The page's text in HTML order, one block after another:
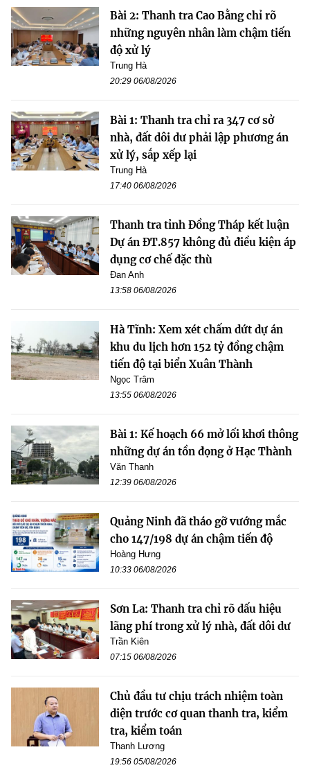
Bài 2: Thanh tra Cao Bằng chỉ rõ
những nguyên nhân làm chậm tiến
độ xử lý
Trung Hà
20:29 06/08/2026
Bài 1: Thanh tra chỉ ra 347 cơ sở
nhà, đất dôi dư phải lập phương án
xử lý, sắp xếp lại
Trung Hà
17:40 06/08/2026
Thanh tra tỉnh Đồng Tháp kết luận
Dự án ĐT.857 không đủ điều kiện áp
dụng cơ chế đặc thù
Đan Anh
13:58 06/08/2026
Hà Tĩnh: Xem xét chấm dứt dự án
khu du lịch hơn 152 tỷ đồng chậm
tiến độ tại biển Xuân Thành
Ngọc Trâm
13:55 06/08/2026
Bài 1: Kế hoạch 66 mở lối khơi thông
những dự án tồn đọng ở Hạc Thành
Văn Thanh
12:39 06/08/2026
Quảng Ninh đã tháo gỡ vướng mắc
cho 147/198 dự án chậm tiến độ
Hoàng Hưng
10:33 06/08/2026
Sơn La: Thanh tra chỉ rõ dấu hiệu
lãng phí trong xử lý nhà, đất dôi dư
Trần Kiên
07:15 06/08/2026
Chủ đầu tư chịu trách nhiệm toàn
diện trước cơ quan thanh tra, kiểm
tra, kiểm toán
Thanh Lương
19:56 05/08/2026